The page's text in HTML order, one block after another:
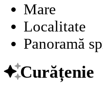
Mare
Localitate
Panoramă
Curățenie